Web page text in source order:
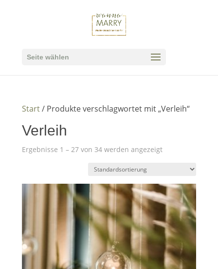
Seite wählen
Start/ Produkte verschlagwortet mit „Verleih“
Verleih
Ergebnisse 1 – 27 von 34 werden angezeigt